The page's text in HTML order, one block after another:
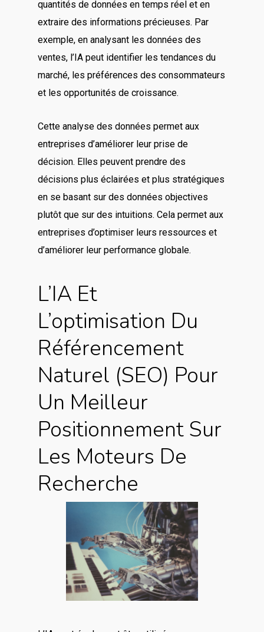
quantités de données en temps réel et en
extraire des informations précieuses. Par
exemple, en analysant les données des
ventes, l’IA peut identifier les tendances du
marché, les préférences des consommateurs
et les opportunités de croissance.
Cette analyse des données permet aux
entreprises d’améliorer leur prise de
décision. Elles peuvent prendre des
décisions plus éclairées et plus stratégiques
en se basant sur des données objectives
plutôt que sur des intuitions. Cela permet aux
entreprises d’optimiser leurs ressources et
d’améliorer leur performance globale.
L’IA Et
L’optimisation Du
Référencement
Naturel (SEO) Pour
Un Meilleur
Positionnement Sur
Les Moteurs De
Recherche